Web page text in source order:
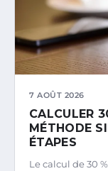
7 AOÛT 2026
CALCULER
MÉTHODE
ÉTAPES
Le calcul de 30